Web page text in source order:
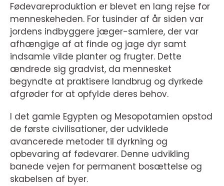
Fødevareproduktion er blevet en lang rejse for
menneskeheden. For tusinder af år siden var
jordens indbyggere jæger-samlere, der var
afhængige af at finde og jage dyr samt
indsamle vilde planter og frugter. Dette
ændrede sig gradvist, da mennesket
begyndte at praktisere landbrug og dyrkede
afgrøder for at opfylde deres behov.
I det gamle Egypten og Mesopotamien opstod
de første civilisationer, der udviklede
avancerede metoder til dyrkning og
opbevaring af fødevarer. Denne udvikling
banede vejen for permanent bosættelse og
skabelsen af byer.